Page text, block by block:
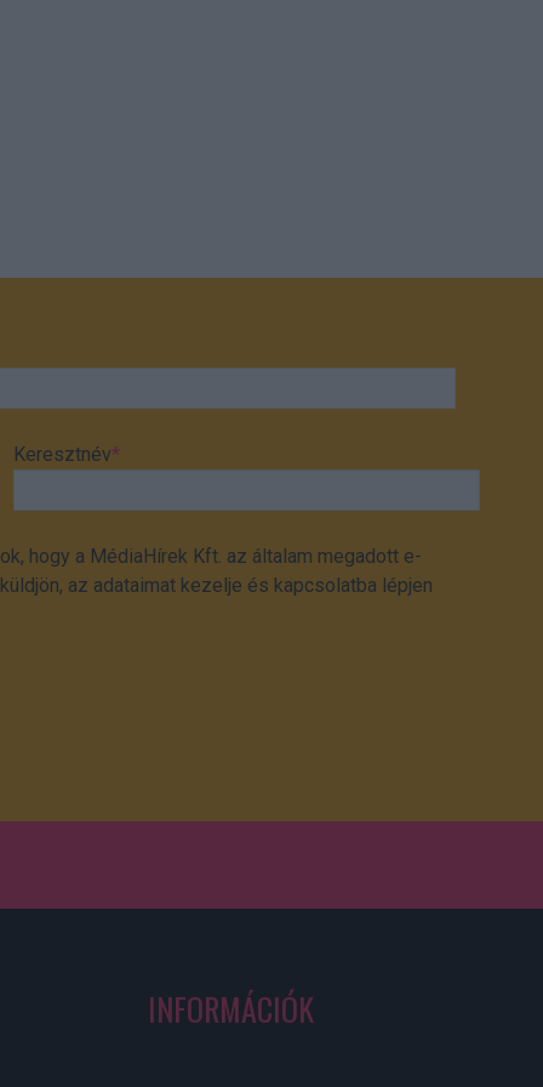
Keresztnév*
hogy a MédiaHírek Kft. az általam megadott e-
az adataimat kezelje és kapcsolatba lépjen
INFORMÁCIÓK